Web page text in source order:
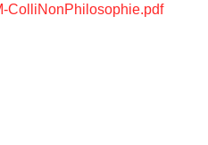
ColliNonPhilosophie.pdf